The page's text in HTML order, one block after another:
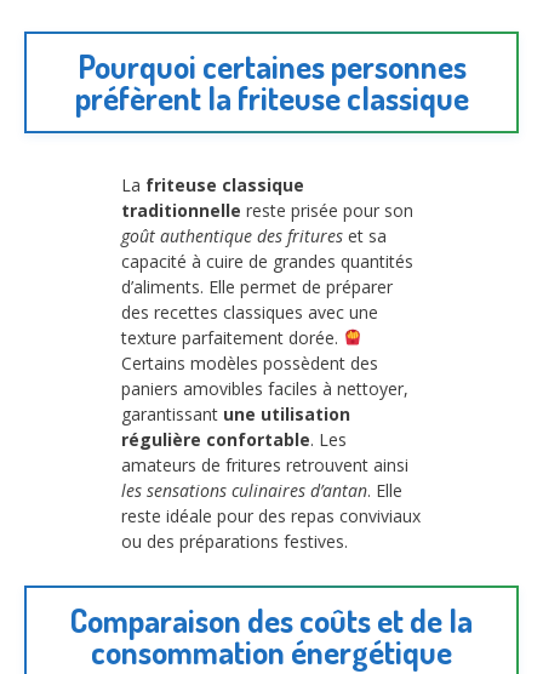
Pourquoi certaines personnes
préfèrent la friteuse classique
La friteuse classique
traditionnelle reste prisée pour son
goût authentique des fritures et sa
capacité à cuire de grandes quantités
d’aliments. Elle permet de préparer
des recettes classiques avec une
texture parfaitement dorée.
Certains modèles possèdent des
paniers amovibles faciles à nettoyer,
garantissant une utilisation
régulière confortable. Les
amateurs de fritures retrouvent ainsi
les sensations culinaires d’antan. Elle
reste idéale pour des repas conviviaux
ou des préparations festives.
Comparaison des coûts et de la
consommation énergétique